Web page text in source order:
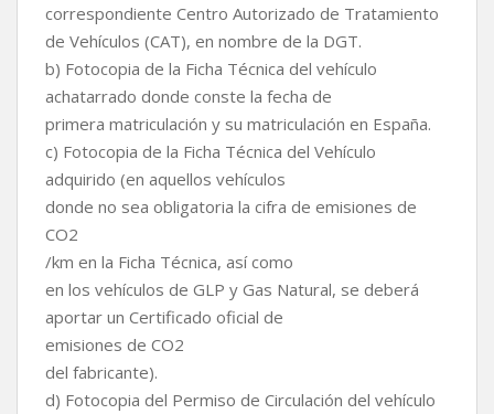
correspondiente Centro Autorizado de Tratamiento
de Vehículos (CAT), en nombre de la DGT.
b) Fotocopia de la Ficha Técnica del vehículo
achatarrado donde conste la fecha de
primera matriculación y su matriculación en España.
c) Fotocopia de la Ficha Técnica del Vehículo
adquirido (en aquellos vehículos
donde no sea obligatoria la cifra de emisiones de
CO2
/km en la Ficha Técnica, así como
en los vehículos de GLP y Gas Natural, se deberá
aportar un Certificado oficial de
emisiones de CO2
del fabricante).
d) Fotocopia del Permiso de Circulación del vehículo